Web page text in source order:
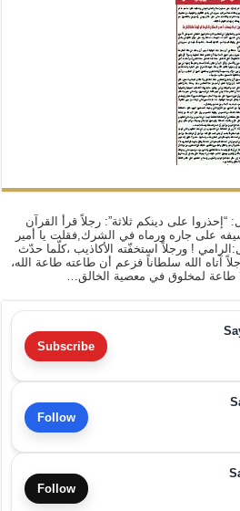
“إحذروا على دينكم ثلاثة”: رجلاً قرأ القرآن
على جاره ورماه في الشرك,فقلت يا أمير
! ورجلاً استخفّته الأكاذيب ،كلّما حدّث
آتاه الله سلطاناً فزعم أن طاعته طاعة الله،
طاعة لمخلوق في معصية الخالق…
Subscribe
Follow
Follow